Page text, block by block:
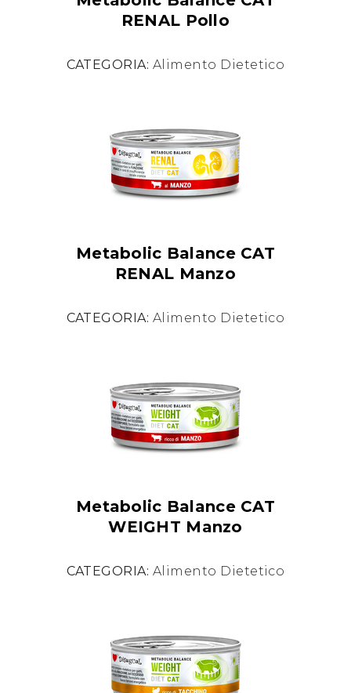
RENAL Pollo
CATEGORIA: Alimento Dietetico
Metabolic Balance CAT
RENAL Manzo
CATEGORIA: Alimento Dietetico
Metabolic Balance CAT
WEIGHT Manzo
CATEGORIA: Alimento Dietetico